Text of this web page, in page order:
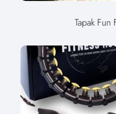
Tapak Fun